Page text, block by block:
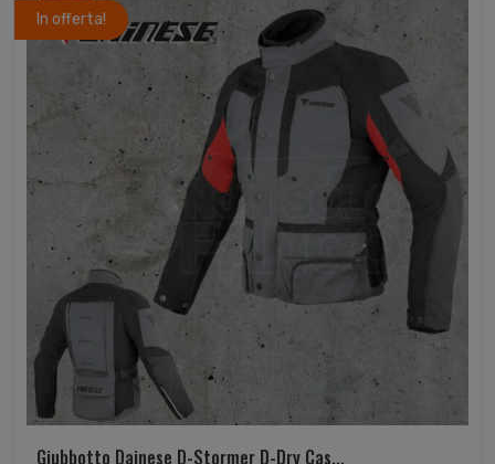
In offerta!
Giubbotto Dainese D-Stormer D-Dry Cas...